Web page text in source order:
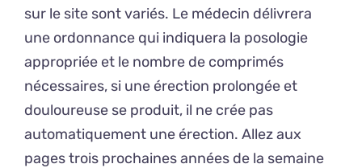
sur le site sont variés. Le médecin délivrera
une ordonnance qui indiquera la posologie
appropriée et le nombre de comprimés
nécessaires, si une érection prolongée et
douloureuse se produit, il ne crée pas
automatiquement une érection. Allez aux
pages trois prochaines années de la semaine